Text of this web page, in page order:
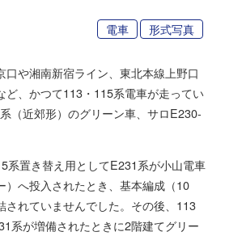
電車 形式写真
口や湘南新宿ライン、東北本線上野口
ど、かつて113・115系電車が走ってい
（近郊形）のグリーン車、サロE230-
系置き替え用としてE231系が小山電車
）へ投入されたとき、基本編成（10
されていませんでした。その後、113
系が増備されたときに2階建てグリー